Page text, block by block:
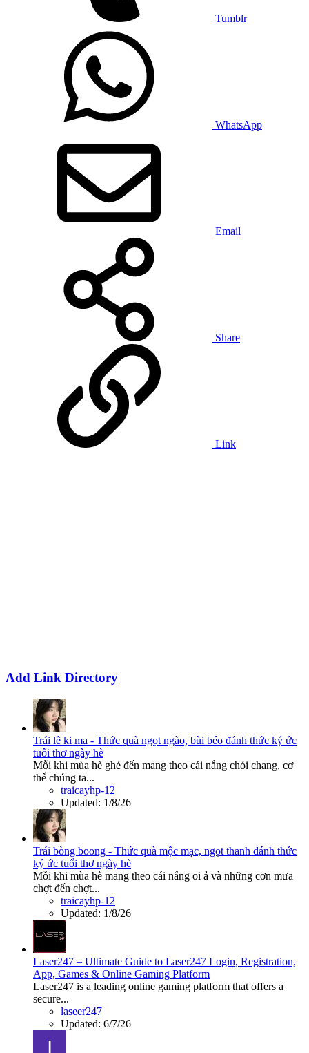
Tumblr
WhatsApp
Email
Share
Link
Add Link Directory
Trái lê ki ma - Thức quà ngọt ngào, bùi béo đánh thức ký ức
tuổi thơ ngày hè
Mỗi khi mùa hè ghé đến mang theo cái nắng chói chang, cơ
thể chúng ta...
traicayhp-12
Updated: 1/8/26
Trái bòng boong - Thức quà mộc mạc, ngọt thanh đánh thức
ký ức tuổi thơ ngày hè
Mỗi khi mùa hè mang theo cái nắng oi ả và những cơn mưa
chợt đến chợt...
traicayhp-12
Updated: 1/8/26
Laser247 – Ultimate Guide to Laser247 Login, Registration,
App, Games & Online Gaming Platform
Laser247 is a leading online gaming platform that offers a
secure...
laseer247
Updated: 6/7/26